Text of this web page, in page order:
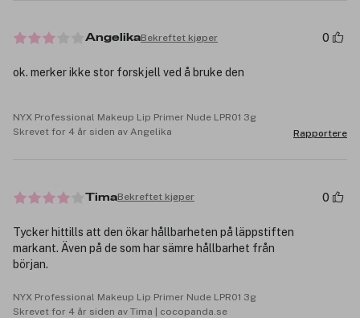
AngelikaBekreftet kjøper 0
ok. merker ikke stor forskjell ved å bruke den
NYX Professional Makeup Lip Primer Nude LPR01 3g
Skrevet for 4 år siden av Angelika
Rapportere
TimaBekreftet kjøper 0
Tycker hittills att den ökar hållbarheten på läppstiften
markant. Även på de som har sämre hållbarhet från
början.
NYX Professional Makeup Lip Primer Nude LPR01 3g
Skrevet for 4 år siden av Tima | cocopanda.se